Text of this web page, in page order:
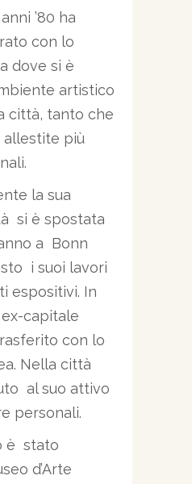
’80 ha
con lo
dove si è
artistico
città, tanto che
allestite più
la sua
si è spostata
a Bonn
i suoi lavori
espositivi. In
capitale
con lo
Nella città
al suo attivo
personali.
è stato
d’Arte